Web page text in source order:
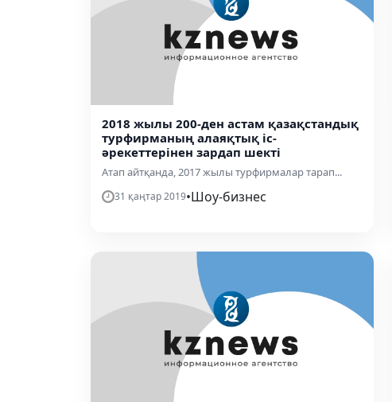
2018 жылы 200-ден астам қазақстандық
турфирманың алаяқтық іс-
әрекеттерінен зардап шекті
Атап айтқанда, 2017 жылы турфирмалар тарап...
31 қаңтар 2019•Шоу-бизнес